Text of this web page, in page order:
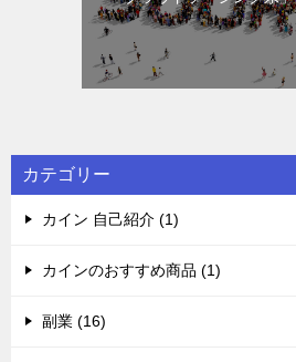
カテゴリー
カイン 自己紹介 (1)
カインのおすすめ商品 (1)
副業 (16)